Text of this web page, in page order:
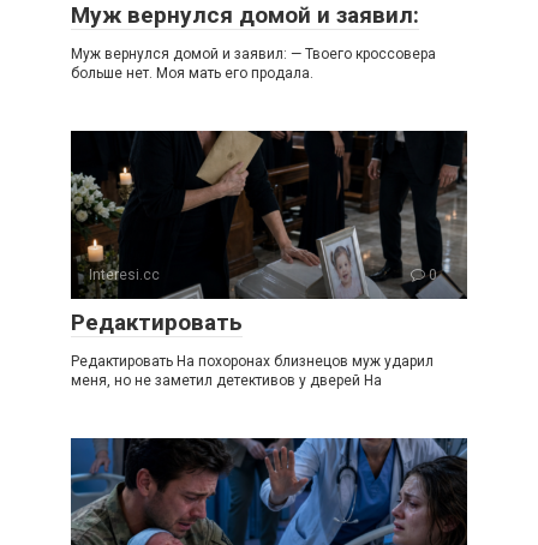
Муж вернулся домой и заявил:
Муж вернулся домой и заявил: — Твоего кроссовера
больше нет. Моя мать его продала.
Interesi.cc 0
Редактировать
Редактировать На похоронах близнецов муж ударил
меня, но не заметил детективов у дверей На